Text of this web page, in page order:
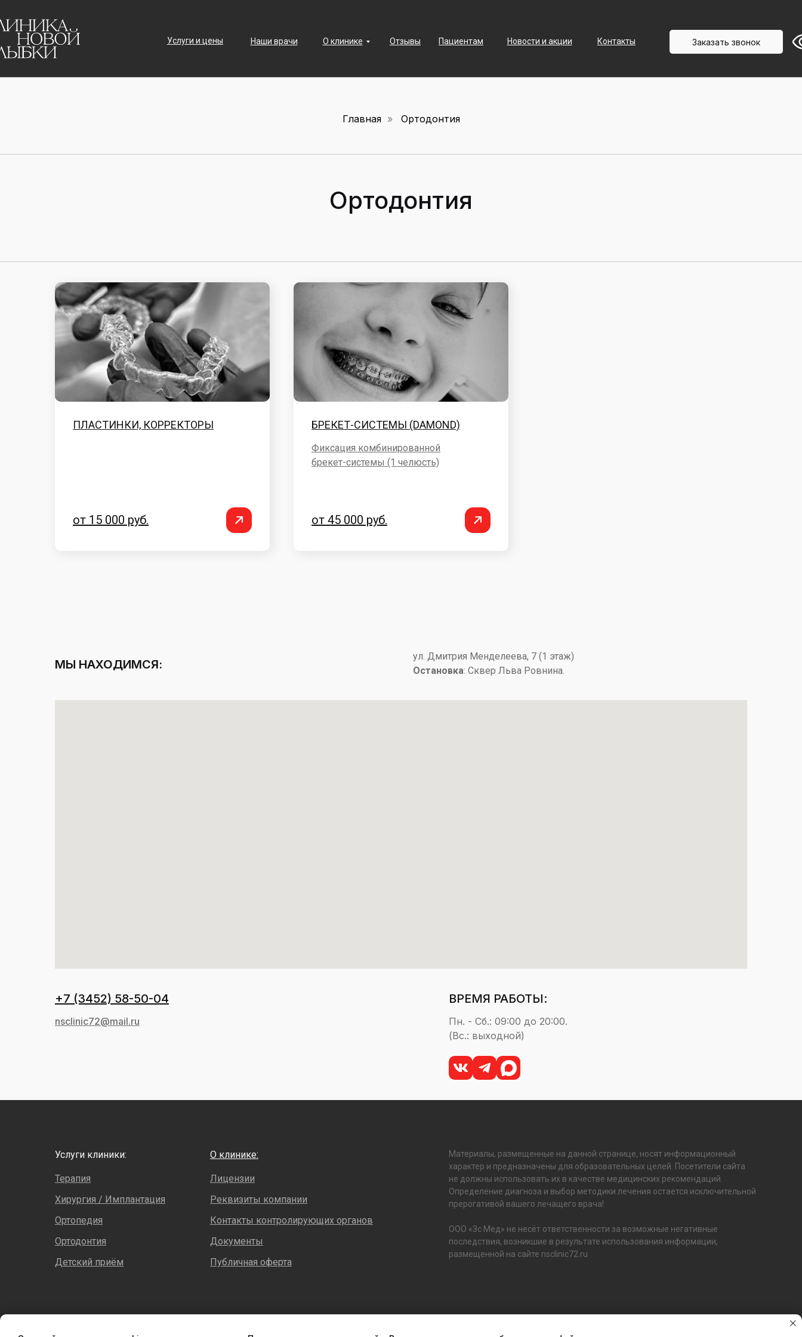
Услуги и цены Наши врачи О клинике Отзывы Пациентам Новости и акции Контакты Заказать звонок
Главная » Ортодонтия
Ортодонтия
ПЛАСТИНКИ, КОРРЕКТОРЫ
от 15 000 руб.
БРЕКЕТ-СИСТЕМЫ (DAMOND)
Фиксация комбинированной
брекет-системы (1 челюсть)
от 45 000 руб.
МЫ НАХОДИМСЯ:
​ул. Дмитрия Менделеева, 7​ (1 этаж)
Остановка: ​Сквер Льва Ровнина.
+7 (3452) 58-50-04
nsclinic72@mail.ru
ВРЕМЯ РАБОТЫ:
Пн. - Сб.: 09:00 до 20:00.
(Вс.: выходной)
Услуги клиники:
Терапия
Хирургия / Имплантация
Ортопедия
Ортодонтия
Детский приём
О клинике:
Лицензии
Реквизиты компании
Контакты контролирующих органов
Документы
Публичная оферта
Материалы, размещенные на данной странице, носят информационный
характер и предназначены для образовательных целей. Посетители сайта
не должны использовать их в качестве медицинских рекомендаций.
Определение диагноза и выбор методики лечения остается исключительной
прерогативой вашего лечащего врача!
ООО «Зс Мед» не несёт ответственности за возможные негативные
последствия, возникшие в результате использования информации,
размещенной на сайте nsclinic72.ru